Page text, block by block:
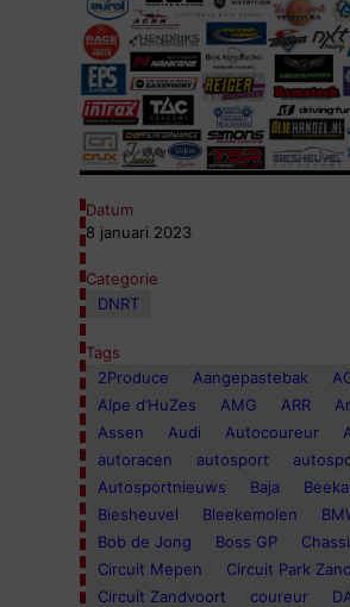
Datum
8 januari 2023
Categorie
DNRT
Tags
2Produce
Aangepastebak
Alpe d’HuZes
AMG ARR
Assen
Audi Autocoureur
autoracen
autosport
Autosportnieuws
Baja
Biesheuvel
Bleekemolen
Bob de Jong
Boss GP
Circuit Mepen
Circuit Park
Circuit Zandvoort
coureur